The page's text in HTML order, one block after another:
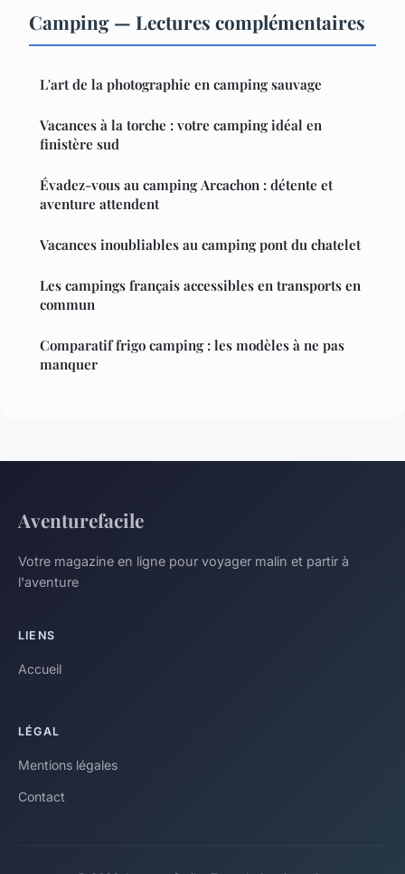
Camping — Lectures complémentaires
L'art de la photographie en camping sauvage
Vacances à la torche : votre camping idéal en
finistère sud
Évadez-vous au camping Arcachon : détente et
aventure attendent
Vacances inoubliables au camping pont du chatelet
Les campings français accessibles en transports en
commun
Comparatif frigo camping : les modèles à ne pas
manquer
Aventurefacile
Votre magazine en ligne pour voyager malin et partir à
l'aventure
LIENS
Accueil
LÉGAL
Mentions légales
Contact